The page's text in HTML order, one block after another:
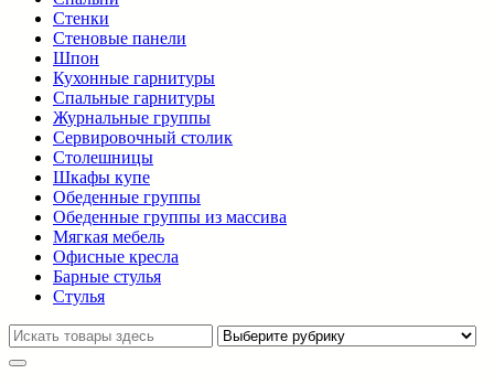
Стенки
Стеновые панели
Шпон
Кухонные гарнитуры
Спальные гарнитуры
Журнальные группы
Сервировочный столик
Столешницы
Шкафы купе
Обеденные группы
Обеденные группы из массива
Мягкая мебель
Офисные кресла
Барные стулья
Стулья